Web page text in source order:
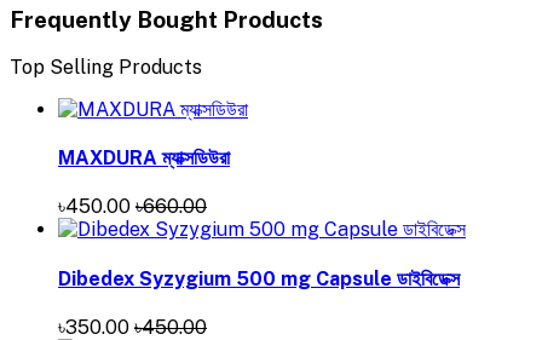
Frequently Bought Products
Top Selling Products
MAXDURA ম্যাক্সডিউরা
৳450.00 ৳660.00
Dibedex Syzygium 500 mg Capsule ডাইবিডেক্স
৳350.00 ৳450.00